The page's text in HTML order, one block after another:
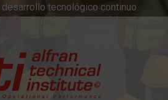
tecnológico continuo.
en productos y servicios.